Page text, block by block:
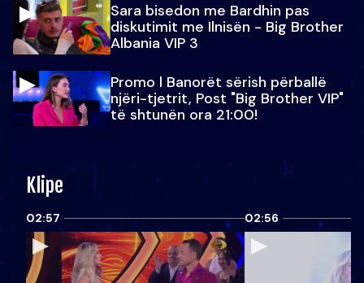
Sara bisedon me Bardhin pas
diskutimit me Ilnisën - Big Brother
Albania VIP 3
Promo l Banorët sërish përballë
njëri-tjetrit, Post "Big Brother VIP"
të shtunën ora 21:00!
Klipe
02:57 02:56